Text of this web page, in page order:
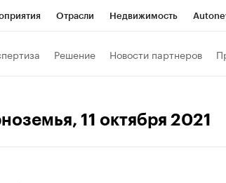
Отрасли Недвижимость
Конференции СПб
Решение Новости партнеров
, 11 октября 2021